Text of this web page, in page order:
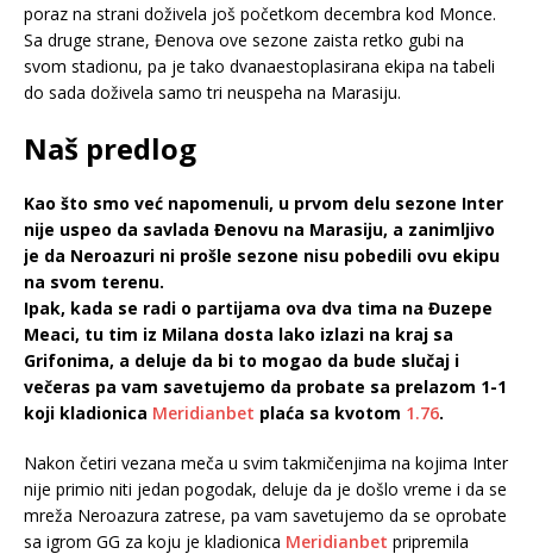
poraz na strani doživela još početkom decembra kod Monce.
Sa druge strane, Đenova ove sezone zaista retko gubi na
svom stadionu, pa je tako dvanaestoplasirana ekipa na tabeli
do sada doživela samo tri neuspeha na Marasiju.
Naš predlog
Kao što smo već napomenuli, u prvom delu sezone Inter
nije uspeo da savlada Đenovu na Marasiju, a zanimljivo
je da Neroazuri ni prošle sezone nisu pobedili ovu ekipu
na svom terenu.
Ipak, kada se radi o partijama ova dva tima na Đuzepe
Meaci, tu tim iz Milana dosta lako izlazi na kraj sa
Grifonima, a deluje da bi to mogao da bude slučaj i
večeras pa vam savetujemo da probate sa prelazom 1-1
koji kladionica Meridianbet plaća sa kvotom 1.76.
Nakon četiri vezana meča u svim takmičenjima na kojima Inter
nije primio niti jedan pogodak, deluje da je došlo vreme i da se
mreža Neroazura zatrese, pa vam savetujemo da se oprobate
sa igrom GG za koju je kladionica Meridianbet pripremila